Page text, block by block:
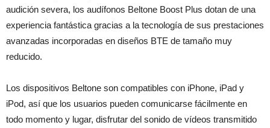
audición severa, los audífonos Beltone Boost Plus dotan de una
experiencia fantástica gracias a la tecnología de sus prestaciones
avanzadas incorporadas en diseños BTE de tamaño muy
reducido.
Los dispositivos Beltone son compatibles con iPhone, iPad y
iPod, así que los usuarios pueden comunicarse fácilmente en
todo momento y lugar, disfrutar del sonido de vídeos transmitido